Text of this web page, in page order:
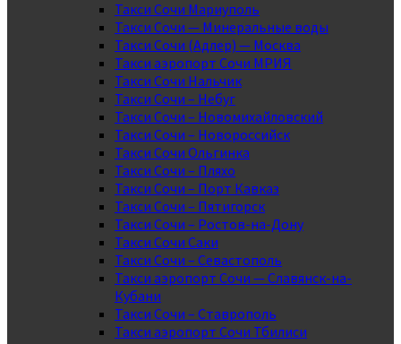
Такси Сочи Мариуполь
Такси Сочи — Минеральные воды
Такси Сочи (Адлер) — Москва
Такси аэропорт Сочи МРИЯ
Такси Сочи Нальчик
Такси Сочи – Небуг
Такси Сочи – Новомихайловский
Такси Сочи – Новороссийск
Такси Сочи Ольгинка
Такси Сочи – Пляхо
Такси Сочи – Порт Кавказ
Такси Сочи – Пятигорск
Такси Сочи – Ростов-на-Дону
Такси Сочи Саки
Такси Сочи – Севастополь
Такси аэропорт Сочи — Славянск-на-
Кубани
Такси Сочи – Ставрополь
Такси аэропорт Сочи Тбилиси